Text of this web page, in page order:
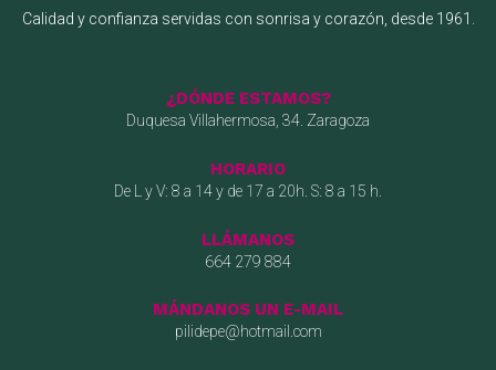
Calidad y confianza servidas con sonrisa y corazón, desde 1961.
¿DÓNDE ESTAMOS?
Duquesa Villahermosa, 34. Zaragoza
HORARIO
De L y V: 8 a 14 y de 17 a 20h. S: 8 a 15 h.
LLÁMANOS
664 279 884
MÁNDANOS UN E-MAIL
pilidepe@hotmail.com